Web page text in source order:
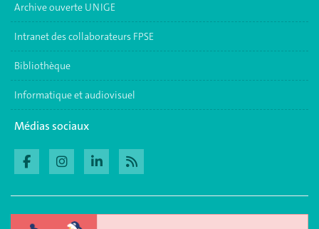
Archive ouverte UNIGE
Intranet des collaborateurs FPSE
Bibliothèque
Informatique et audiovisuel
Médias sociaux